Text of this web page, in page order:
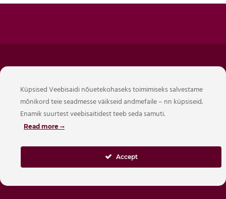
Reg. 16424587
Mõisavahe 21, Tartu, Eesti 50707
info@citystop.ee
EE542200221078424743 Swedbank
Küpsised Veebisaidi nõuetekohaseks toimimiseks salvestame
mõnikord teie seadmesse väikseid andmefaile – nn küpsiseid.
Enamik suurtest veebisaitidest teeb seda samuti.
Read more
Accept